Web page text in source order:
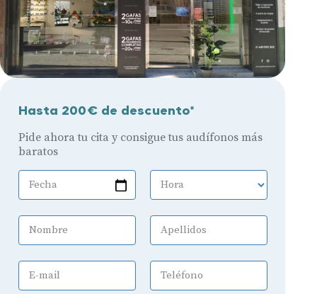
Hasta 200€ de descuento*
Pide ahora tu cita y consigue tus audífonos más
baratos
Fecha Hora
Nombre Apellidos
E-mail Teléfono